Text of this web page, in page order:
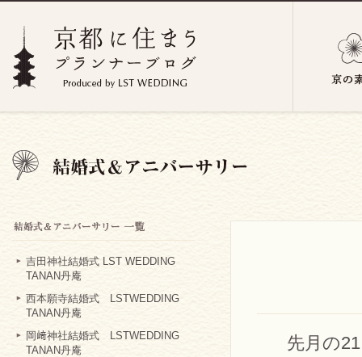
吉田神社結婚式 LST WEDDING
TANAN丹庵
西本願寺結婚式 LSTWEDDING
TANAN丹庵
岡﨑神社結婚式 LSTWEDDING
TANAN丹庵
先月の